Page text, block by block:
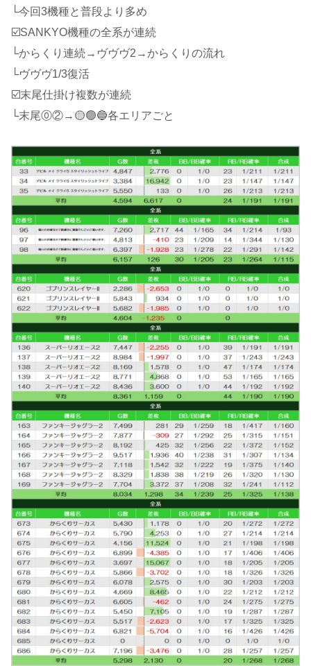
└今回3機種と普段より多め
☑️SANKYO機種の全系が連続
└からくり連続→ヴヴヴ2→からくりの流れ
└ヴヴヴ1/3復活
☑️末尾仕掛け複数が連続
└末尾⓪②→🟡🟢🔵各エリアごと